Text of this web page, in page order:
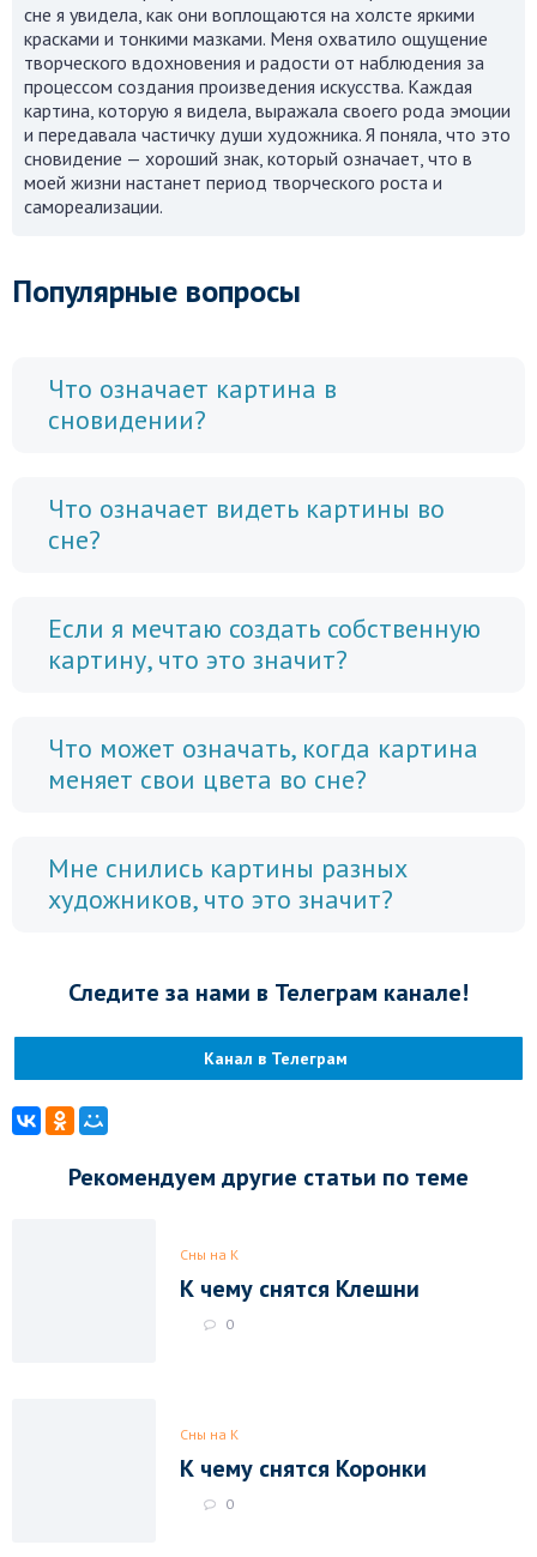
сне я увидела, как они воплощаются на холсте яркими
красками и тонкими мазками. Меня охватило ощущение
творческого вдохновения и радости от наблюдения за
процессом создания произведения искусства. Каждая
картина, которую я видела, выражала своего рода эмоции
и передавала частичку души художника. Я поняла, что это
сновидение — хороший знак, который означает, что в
моей жизни настанет период творческого роста и
самореализации.
Популярные вопросы
Что означает картина в
сновидении?
Что означает видеть картины во
сне?
Если я мечтаю создать собственную
картину, что это значит?
Что может означать, когда картина
меняет свои цвета во сне?
Мне снились картины разных
художников, что это значит?
Следите за нами в Телеграм канале!
Канал в Телеграм
Рекомендуем другие статьи по теме
Сны на К
К чему снятся Клешни
0
Сны на К
К чему снятся Коронки
0